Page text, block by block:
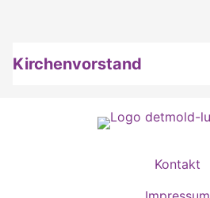
Kirchenvorstand
Kontakt